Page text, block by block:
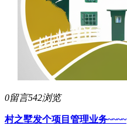
0留言542浏览
村之墅发个项目管理业务~~~~